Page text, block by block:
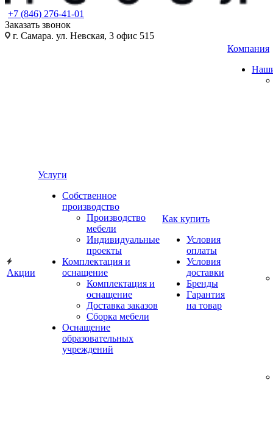
+7 (846) 276-41-01
Заказать звонок
г. Самара. ул. Невская, 3 офис 515
Акции
Услуги
Собственное
производство
Производство
мебели
Индивидуальные
проекты
Комплектация и
оснащение
Комплектация и
оснащение
Доставка заказов
Сборка мебели
Оснащение
образовательных
учреждений
Как купить
Условия
оплаты
Условия
доставки
Бренды
Гарантия
на товар
Компания